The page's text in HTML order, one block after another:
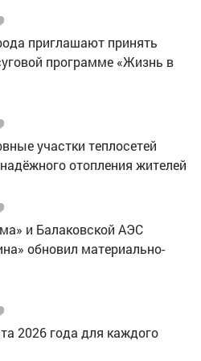
приглашают принять
программе «Жизнь в
участки теплосетей
отопления жителей
и Балаковской АЭС
обновил материально-
2026 года для каждого